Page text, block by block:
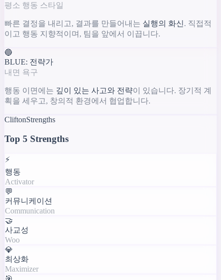
평소 행동 스타일
빠른 결정을 내리고, 결과를 만들어내는 실행의 화신 . 직접적
이고 행동 지향적이며, 팀을 앞에서 이끕니다.
🔵
BLUE: 전략가
내면 욕구
행동 이면에는 깊이 있는 사고와 전략이 있습니다. 장기적 계
획을 세우고, 창의적 환경에서 협업합니다.
CliftonStrengths
Top 5 Strengths
⚡
행동
Activator
💬
커뮤니케이션
Communication
🤝
사교성
Woo
💎
최상화
Maximizer